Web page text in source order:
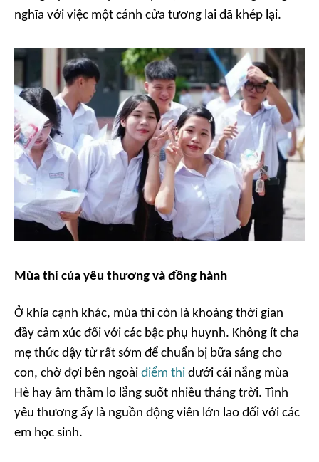
nghĩa với việc một cánh cửa tương lai đã khép lại.
Mùa thi của yêu thương và đồng hành
Ở khía cạnh khác, mùa thi còn là khoảng thời gian
đầy cảm xúc đối với các bậc phụ huynh. Không ít cha
mẹ thức dậy từ rất sớm để chuẩn bị bữa sáng cho
con, chờ đợi bên ngoài điểm thi dưới cái nắng mùa
Hè hay âm thầm lo lắng suốt nhiều tháng trời. Tình
yêu thương ấy là nguồn động viên lớn lao đối với các
em học sinh.